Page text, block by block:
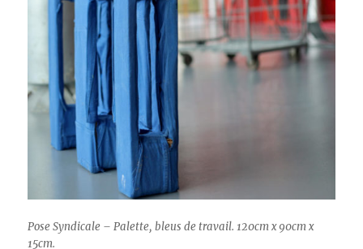
Pose Syndicale – Palette, bleus de travail. 120cm x 90cm x
15cm.